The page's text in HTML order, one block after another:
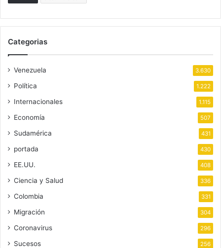
Categorias
Venezuela 3.630
Política 1.222
Internacionales 1.115
Economía 507
Sudamérica 431
portada 430
EE.UU. 408
Ciencia y Salud 336
Colombia 331
Migración 304
Coronavirus 296
Sucesos 256